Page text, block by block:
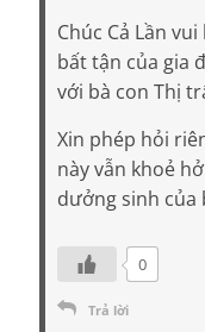
Chúc Cả Lần
bất tận của gia
với bà con Thị
Xin phép hỏi
này vẫn khoẻ
dưởng sinh của
0
Trả lời